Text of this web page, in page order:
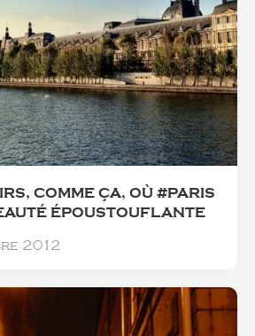
COMME ÇA, OÙ #PARIS
ÉPOUSTOUFLANTE
2012